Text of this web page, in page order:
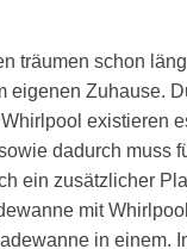
träumen schon
eigenen Zuhause.
existieren
dadurch muss
ein zusätzlicher
mit
in einem.